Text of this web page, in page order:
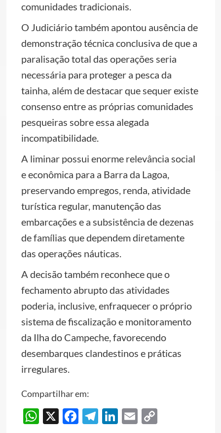
comunidades tradicionais.
O Judiciário também apontou ausência de
demonstração técnica conclusiva de que a
paralisação total das operações seria
necessária para proteger a pesca da
tainha, além de destacar que sequer existe
consenso entre as próprias comunidades
pesqueiras sobre essa alegada
incompatibilidade.
A liminar possui enorme relevância social
e econômica para a Barra da Lagoa,
preservando empregos, renda, atividade
turística regular, manutenção das
embarcações e a subsistência de dezenas
de famílias que dependem diretamente
das operações náuticas.
A decisão também reconhece que o
fechamento abrupto das atividades
poderia, inclusive, enfraquecer o próprio
sistema de fiscalização e monitoramento
da Ilha do Campeche, favorecendo
desembarques clandestinos e práticas
irregulares.
Compartilhar em:
WhatsApp
X Facebook
Telegram
LinkedIn
EmailCopy